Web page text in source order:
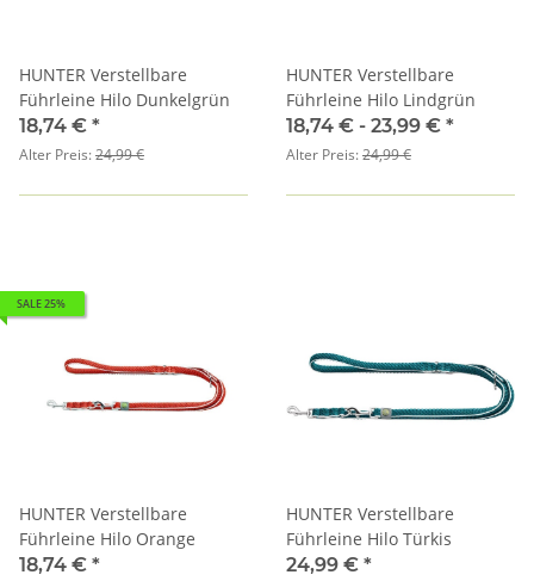
HUNTER Verstellbare
Führleine Hilo Dunkelgrün
18,74 € *
Alter Preis:24,99 €
HUNTER Verstellbare
Führleine Hilo Lindgrün
18,74 € - 23,99 € *
Alter Preis:24,99 €
SALE 25%
HUNTER Verstellbare
Führleine Hilo Orange
18,74 € *
HUNTER Verstellbare
Führleine Hilo Türkis
24,99 € *